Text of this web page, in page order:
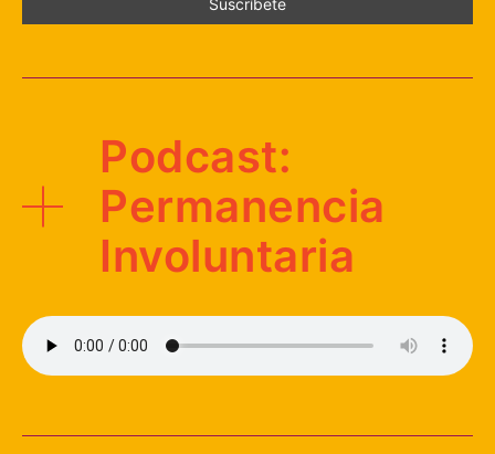
Podcast:
Permanencia
Involuntaria